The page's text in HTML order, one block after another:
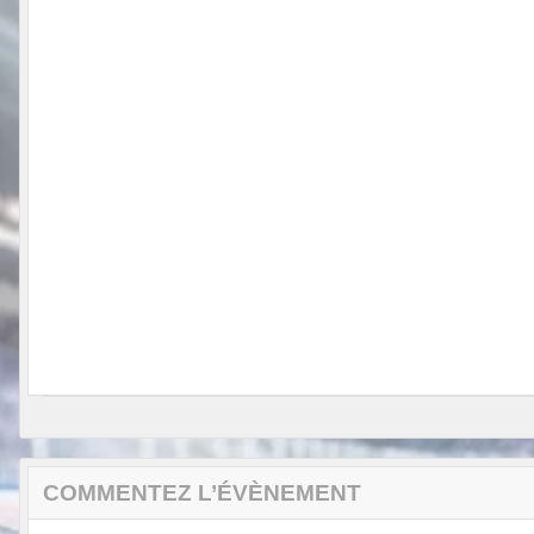
COMMENTEZ L’ÉVÈNEMENT